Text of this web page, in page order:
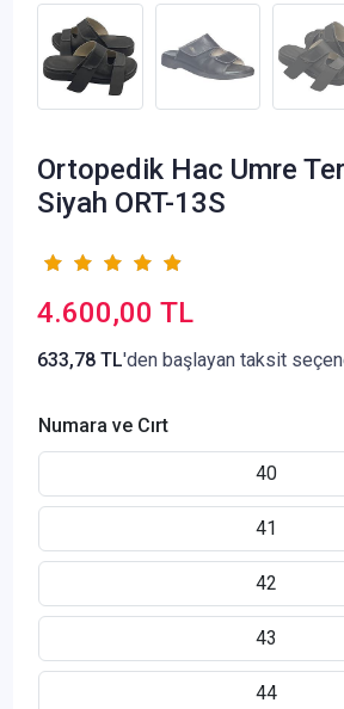
Ortopedik Hac Umre
Siyah ORT-13S
4.600,00 TL
633,78 TL'den başlayan taksit
Numara ve Cırt
40
41
42
43
44